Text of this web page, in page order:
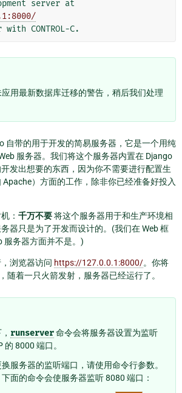
用最新数据库迁移的警告，稍后我们处理
自带的用于开发的简易服务器，它是一个用纯
服务器。我们将这个服务器内置在 Django
发出想要的东西，因为你不需要进行配置生
）方面的工作，除非你已经准备好投入
： 千万不要将这个服务器用于和生产环境相
器只是为了开发而设计的。(我们在 Web 框
服务器方面并不是。)
浏览器访问 https://127.0.0.1:8000/。你将
随着一只火箭发射，服务器已经运行了。
runserver命令会将服务器设置为监听
的 8000 端口。
服务器的监听端口，请使用命令行参数。
面的命令会使服务器监听 8080 端口：